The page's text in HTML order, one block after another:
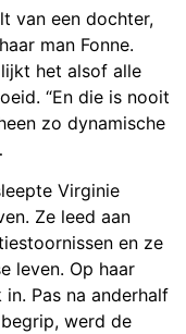
van een dochter,
man Fonne.
het alsof alle
“En die is nooit
zo dynamische
Virginie
Ze leed aan
en ze
leven. Op haar
Pas na anderhalf
werd de